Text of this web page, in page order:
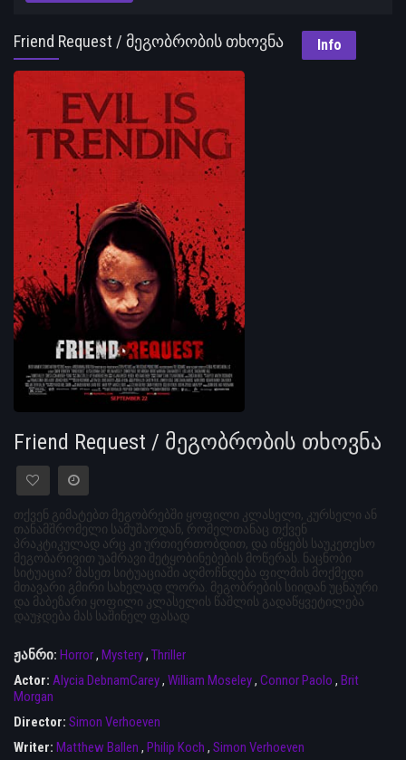
Friend Request / მეგობრობის თხოვნა Info
Friend Request / მეგობრობის თხოვნა
თქვენ გიმატებთ მეგობრებში ყოფილი კლასელი, კურსელი ან
თანამშრომელი სამუშაოდან, რომელთანაც თქვენ
პრაკტიკულად არც კი ურთიერთობდით, და იწყებს საუკეთესო
მეგობარივით უამრავი შეტყობინებების მოწერას. ნაცნობი
სიტუაცია? მასეთ სიტუაციაში აღმოჩნდება ფილმის მოქმედი
მთავარი გმირი სახელად ლორა. მეგობრების სიიდან უცნაური
და მაბეზარი ყოფილი კლასელის წაშლის გადაწყვეტილება
დაუჯდება მას საშინელ ფასად
ჟანრი: Horror, Mystery, Thriller
Actor: Alycia DebnamCarey, William Moseley, Connor Paolo , Brit
Morgan
Director: Simon Verhoeven
Writer: Matthew Ballen , Philip Koch , Simon Verhoeven